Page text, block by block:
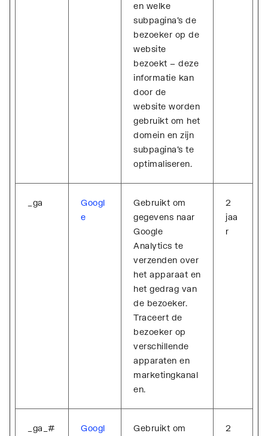
en welke
subpagina's de
bezoeker op de
website
bezoekt – deze
informatie kan
door de
website worden
gebruikt om het
domein en zijn
subpagina's te
optimaliseren.
_ga
Googl
e
Gebruikt om
gegevens naar
Google
Analytics te
verzenden over
het apparaat en
het gedrag van
de bezoeker.
Traceert de
bezoeker op
verschillende
apparaten en
marketingkanal
en.
2
jaa
r
_ga_#
Googl
Gebruikt om
2